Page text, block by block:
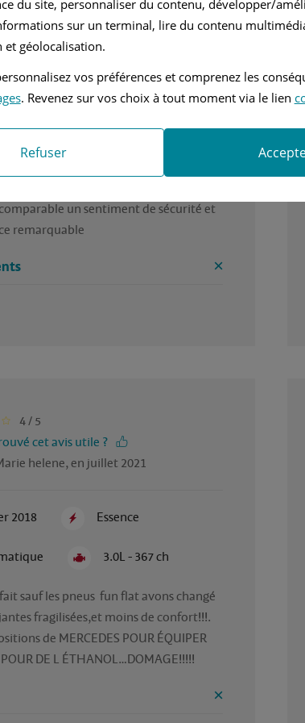
2018 Essence
3.0L - 367 ch
des difficultés pour trouver un véhicule
un sentiment de sécurité et
remarquable
4 / 5
cet avis utile ?
helene, en juillet 2021
2018 Essence
3.0L - 367 ch
sauf les pneus  fun flat avons changé
fragilisées,et moins de confort!!!.
de MERCEDES POUR ÉQUIPER
DE L ÉTHANOL…DOMAGE!!!!!
du site, personnaliser du contenu, développer/
sur un terminal, lire du contenu
géolocalisation.
vos préférences et comprenez les
. Revenez sur vos choix à tout moment via le lien
Refuser